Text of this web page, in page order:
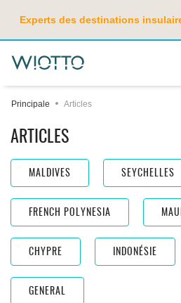
Experts des destinations
Principale Articles
ARTICLES
MALDIVES SEYCHELLES
FRENCH POLYNESIA
CHYPRE INDONÉSIE
GENERAL